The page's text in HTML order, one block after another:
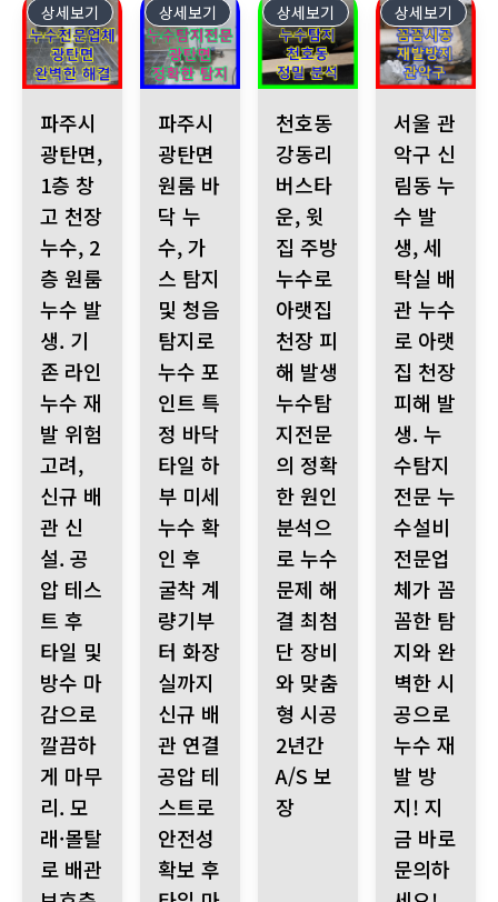
64
상세보기
파주시
광탄면,
1층 창
고 천장
누수, 2
층 원룸
누수 발
생. 기
존 라인
누수 재
발 위험
고려,
신규 배
관 신
설. 공
압 테스
트 후
타일 및
방수 마
감으로
깔끔하
게 마무
리. 모
래·몰탈
로 배관
63
상세보기
파주시
광탄면
원룸 바
닥 누
수, 가
스 탐지
및 청음
탐지로
누수 포
인트 특
정 바닥
타일 하
부 미세
누수 확
인 후
굴착 계
량기부
터 화장
실까지
신규 배
관 연결
공압 테
스트로
안전성
확보 후
62
상세보기
천호동
강동리
버스타
운, 윗
집 주방
누수로
아랫집
천장 피
해 발생
누수탐
지전문
의 정확
한 원인
분석으
로 누수
문제 해
결 최첨
단 장비
와 맞춤
형 시공
2년간
A/S 보
장
61
상세보기
서울 관
악구 신
림동 누
수 발
생, 세
탁실 배
관 누수
로 아랫
집 천장
피해 발
생. 누
수탐지
전문 누
수설비
전문업
체가 꼼
꼼한 탐
지와 완
벽한 시
공으로
누수 재
발 방
지! 지
금 바로
문의하